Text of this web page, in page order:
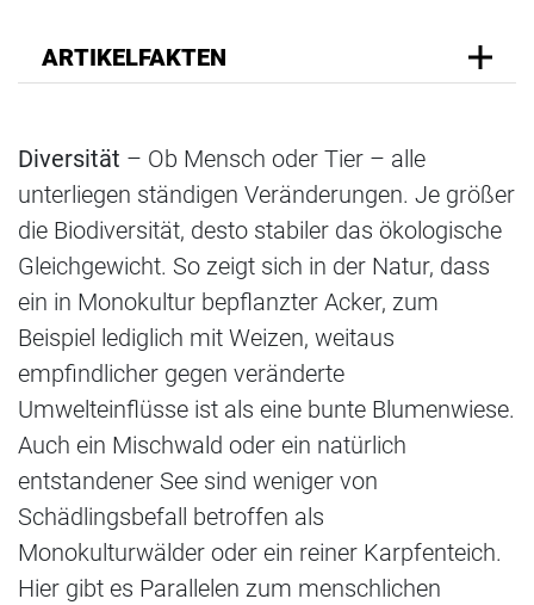
ARTIKELFAKTEN
Diversität – Ob Mensch oder Tier – alle
unterliegen ständigen Veränderungen. Je größer
die Biodiversität, desto stabiler das ökologische
Gleichgewicht. So zeigt sich in der Natur, dass
ein in Monokultur bepflanzter Acker, zum
Beispiel lediglich mit Weizen, weitaus
empfindlicher gegen veränderte
Umwelteinflüsse ist als eine bunte Blumenwiese.
Auch ein Mischwald oder ein natürlich
entstandener See sind weniger von
Schädlingsbefall betroffen als
Monokulturwälder oder ein reiner Karpfenteich.
Hier gibt es Parallelen zum menschlichen